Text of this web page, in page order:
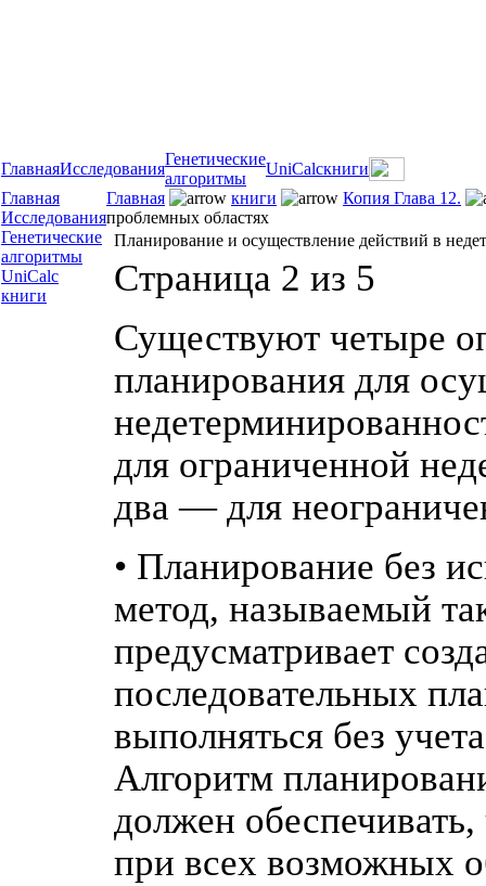
ГлавнаяИсследования
Генетические
алгоритмы
UniCalcкниги
Главная
Исследования
Генетические
алгоритмы
UniCalc
книги
Главная книги
Копия Глава 12.
проблемных областях
Планирование и осуществление действий в
Страница 2 из 5
Существуют четыре
планирования для
для ограниченной
два — для
• Планирование без
метод, называемый
предусматривает
последовательных
выполняться без
Алгоритм
должен
при всех возможных